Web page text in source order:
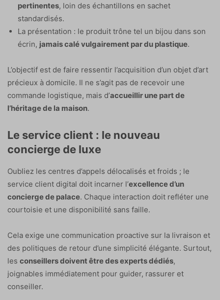
pertinentes, loin des échantillons en sachet
standardisés.
La présentation : le produit trône tel un bijou dans son
écrin, jamais calé vulgairement par du plastique.
L’objectif est de faire ressentir l’acquisition d’un objet d’art
précieux à domicile. Il ne s’agit pas de recevoir une
commande logistique, mais d’accueillir une part de
l’héritage de la maison.
Le service client : le nouveau
concierge de luxe
Oubliez les centres d’appels délocalisés et froids ; le
service client digital doit incarner l’excellence d’un
concierge de palace. Chaque interaction doit refléter une
courtoisie et une disponibilité sans faille.
Cela exige une communication proactive sur la livraison et
des politiques de retour d’une simplicité élégante. Surtout,
les conseillers doivent être des experts dédiés,
joignables immédiatement pour guider, rassurer et
conseiller.